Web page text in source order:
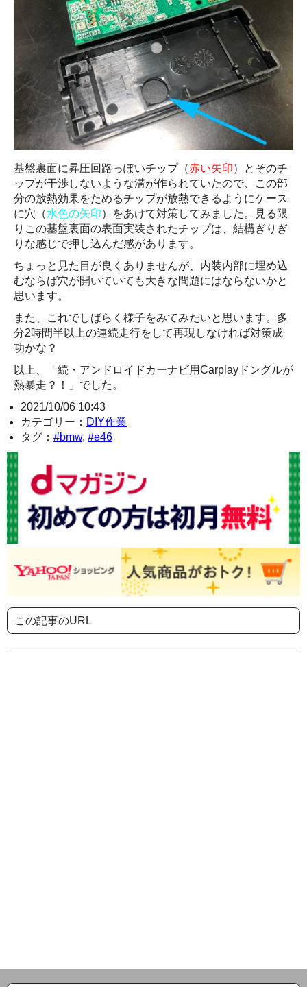
基盤裏面に昇圧回路っぽいチップ（赤い矢印）とそのチ
ップが干渉しないような溝が作られていたので、この部
分の放熱効果をためるチップが放熱できるようにケース
に穴（水色の矢印）をあけて対策してみました。見る限
りこの基盤裏面の表面実装されたチップは、結構ぎりぎ
りな感じで押し込んだ感があります。
ちょっと見た目が良くありませんが、内装内部に埋め込
むならば穴が開いていても大きな問題にはならないかと
思います。
また、これでしばらく様子をみてみたいと思います。多
分2時間半以上の連続走行をして再現しなければ対策成
功かな？
以上、「続・アンドロイドカーナビ用Carplayドングルが
熱暴走？！」でした。
2021/10/06 10:43
カテゴリー： DIY作業
タグ： #bmw, #e46
この記事のURL